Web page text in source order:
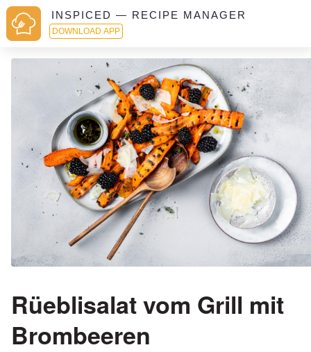
INSPICED — RECIPE MANAGER
DOWNLOAD APP
Rüeblisalat vom Grill mit
Brombeeren